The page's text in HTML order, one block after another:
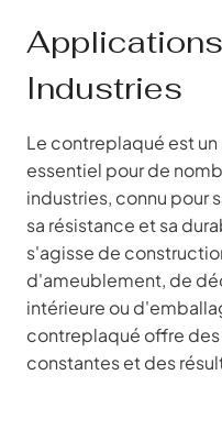
Industries
Le contreplaqué est un
essentiel pour de
industries, connu pour
sa résistance et sa
s'agisse de
d'ameublement, de
intérieure ou
contreplaqué offre
constantes et des